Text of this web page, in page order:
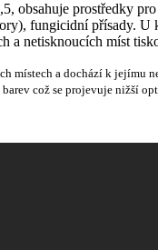
obsahuje prostředky
fungicidní přísady. U
a netisknoucích míst
místech a dochází k jejímu
barev což se projevuje nižší